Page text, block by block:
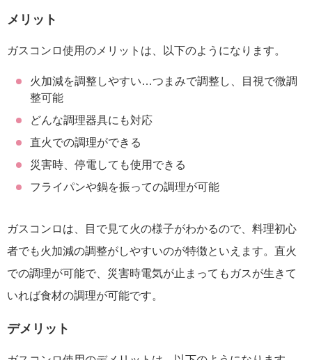
メリット
ガスコンロ使用のメリットは、以下のようになります。
火加減を調整しやすい…つまみで調整し、目視で微調
整可能
どんな調理器具にも対応
直火での調理ができる
災害時、停電しても使用できる
フライパンや鍋を振っての調理が可能
ガスコンロは、目で見て火の様子がわかるので、料理初心
者でも火加減の調整がしやすいのが特徴といえます。直火
での調理が可能で、災害時電気が止まってもガスが生きて
いれば食材の調理が可能です。
デメリット